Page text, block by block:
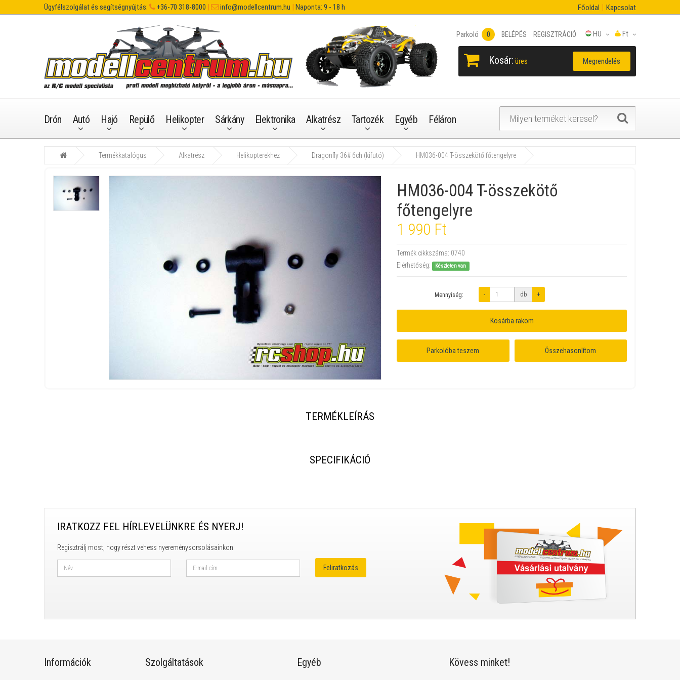
Ügyfélszolgálat és segítségnyújtás: +36-70 318-8000 | info@modellcentrum.hu | Naponta: 9 - 18 h Főoldal Kapcsolat
Ft
HU
Parkoló 0 BELÉPÉS REGISZTRÁCIÓ
Kosár: üres Megrendelés
Drón Autó Hajó Repülő Helikopter Sárkány Elektronika Alkatrész Tartozék Egyéb Féláron
Termékkatalógus Alkatrész Helikopterekhez Dragonfly 36# 6ch (kifutó) HM036-004 T-összekötő főtengelyre
HM036-004 T-összekötő
főtengelyre
1 990 Ft
Termék cikkszáma: 0740
Elérhetőség:
Készleten van
Mennyiség: - db +
Kosárba rakom
Parkolóba teszem Összehasonlítom
TERMÉKLEÍRÁS
SPECIFIKÁCIÓ
IRATKOZZ FEL HÍRLEVELÜNKRE ÉS NYERJ!
Regisztrálj most, hogy részt vehess nyereménysorsolásainkon!
Információk Szolgáltatások Egyéb Kövess minket!